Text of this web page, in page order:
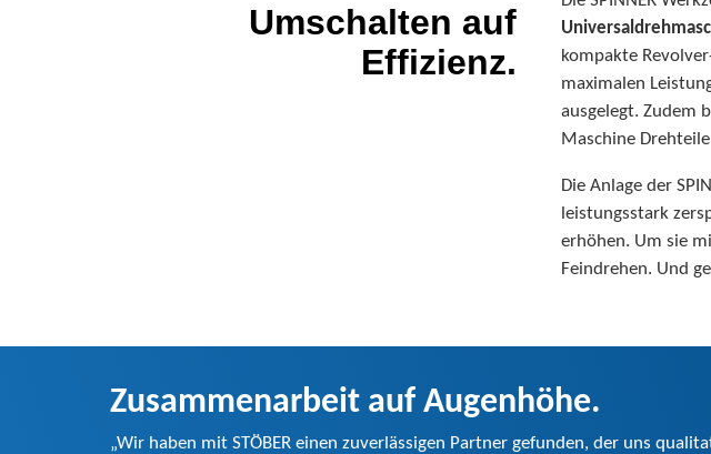
Umschalten auf
Effizienz.
kompakte
maximalen
ausgelegt. Zudem
Maschine
Die Anlage der
leistungsstark
erhöhen. Um sie
Feindrehen. Und
Zusammenarbeit auf Augenhöhe.
„Wir haben mit STÖBER einen zuverlässigen Partner gefunden, der uns